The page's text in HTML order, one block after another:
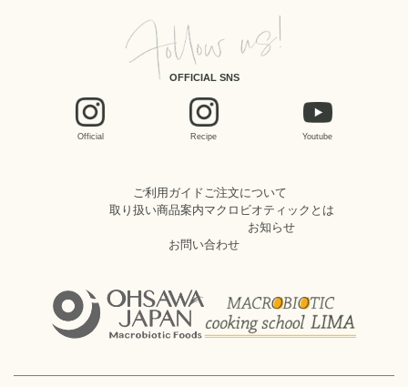
OFFICIAL SNS
Official Recipe Youtube
ご利用ガイドご注文について
取り扱い商品案内マクロビオティックとは
お知らせ
お問い合わせ